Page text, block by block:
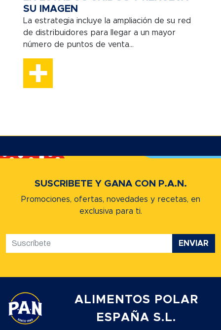
SU IMAGEN
La estrategia incluye la ampliación de su red
de distribuidores para llegar a un mayor
número de puntos de venta...
SUSCRIBETE Y GANA CON P.A.N.
Promociones, ofertas, novedades y recetas, en
exclusiva para ti.
ENVIAR
ALIMENTOS POLAR
ESPAÑA S.L.